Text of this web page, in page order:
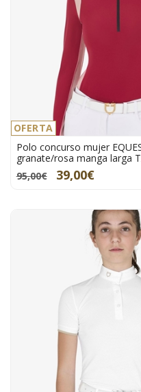
OFERTA
Polo concurso mujer
granate/rosa manga larga
95,00€
39,00€